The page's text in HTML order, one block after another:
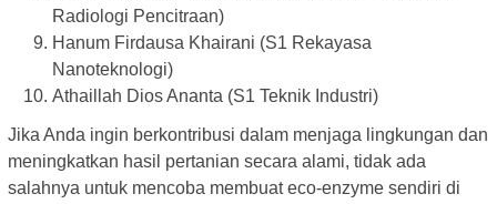
Radiologi Pencitraan)
Hanum Firdausa Khairani (S1 Rekayasa
Nanoteknologi)
Athaillah Dios Ananta (S1 Teknik Industri)
Jika Anda ingin berkontribusi dalam menjaga lingkungan dan
meningkatkan hasil pertanian secara alami, tidak ada
salahnya untuk mencoba membuat eco-enzyme sendiri di